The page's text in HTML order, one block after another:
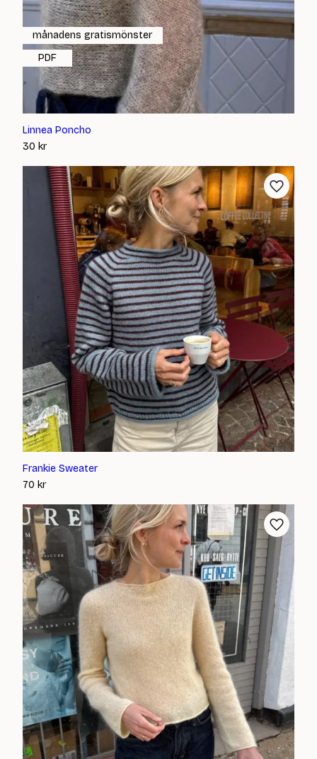
Linnea Poncho
30 kr
månadens gratismönster
PDF
Frankie Sweater
70 kr